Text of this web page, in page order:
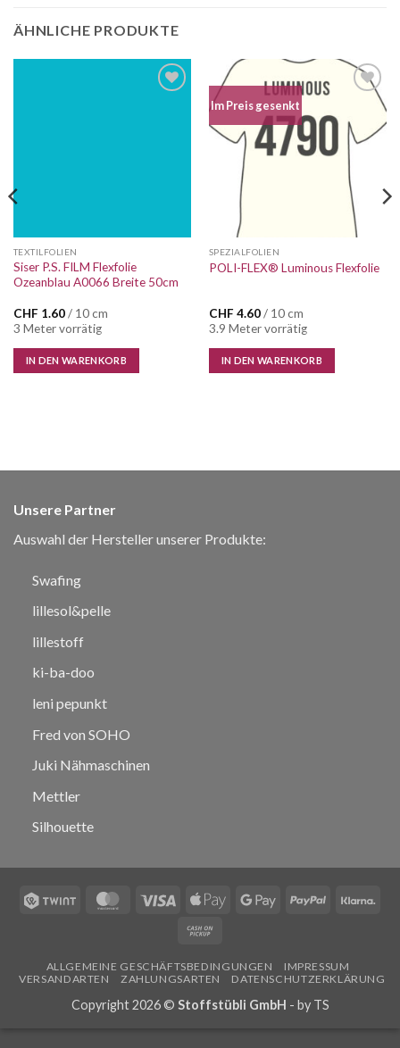
ÄHNLICHE PRODUKTE
TEXTILFOLIEN
Siser P.S. FILM Flexfolie
Ozeanblau A0066 Breite 50cm
CHF 1.60/ 10 cm
3 Meter vorrätig
IN DEN WARENKORB
Im Preis gesenkt
Wunschliste
SPEZIALFOLIEN
POLI-FLEX® Luminous Flexfolie
CHF 4.60/ 10 cm
3.9 Meter vorrätig
IN DEN WARENKORB
Unsere Partner
Auswahl der Hersteller unserer Produkte:
Swafing
lillesol&pelle
lillestoff
ki-ba-doo
leni pepunkt
Fred von SOHO
Juki Nähmaschinen
Mettler
Silhouette
Twint MasterCard
Visa
Apple
Google PayPal
Pickup
ALLGEMEINE GESCHÄFTSBEDINGUNGEN
IMPRESSUM
VERSANDARTEN
ZAHLUNGSARTEN DATENSCHUTZERKLÄRUNG
Copyright 2026 © Stoffstübli GmbH - by TS